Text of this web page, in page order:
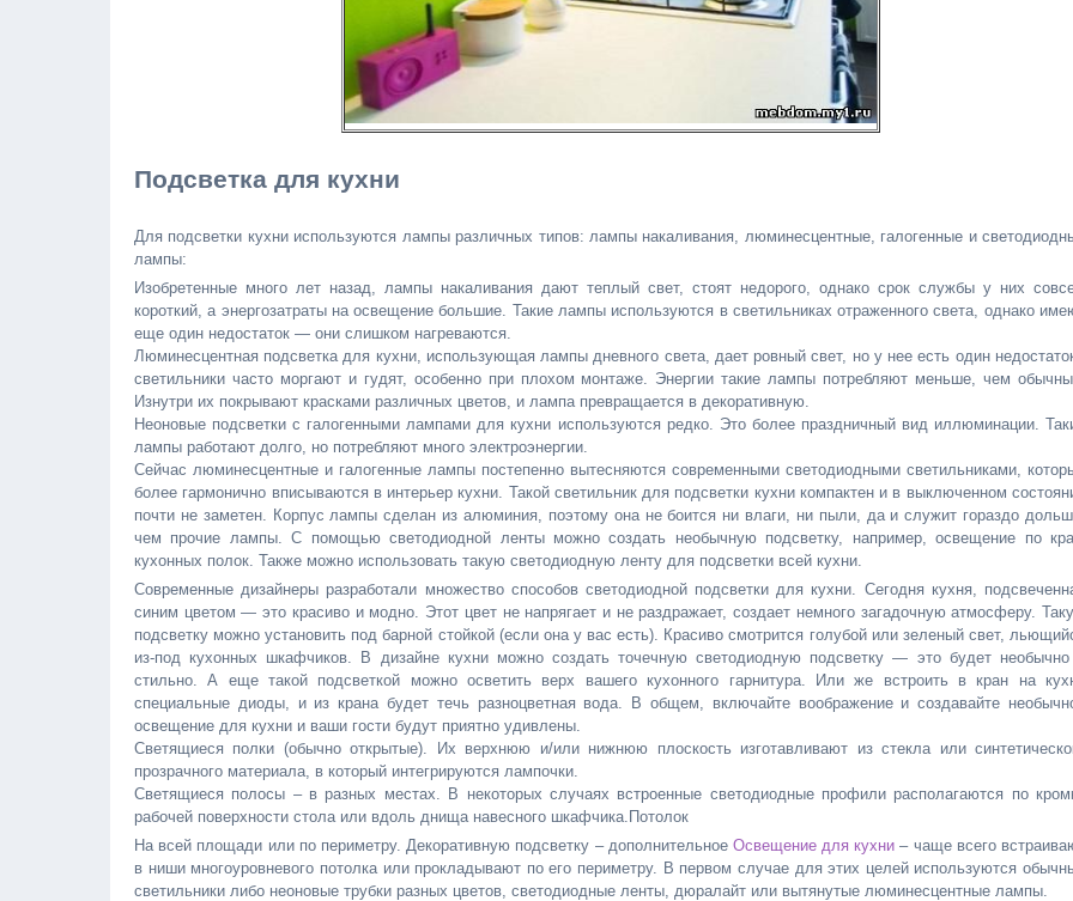
Подсветка для кухни
Для подсветки кухни используются лампы различных типов: лампы накаливания, люминесцентные, галогенные и
лампы:
Изобретенные много лет назад, лампы накаливания дают теплый свет, стоят недорого, однако срок службы у них
короткий, а энергозатраты на освещение большие. Такие лампы используются в светильниках отраженного света, однако
еще один недостаток — они слишком нагреваются.
Люминесцентная подсветка для кухни, использующая лампы дневного света, дает ровный свет, но у нее есть один
светильники часто моргают и гудят, особенно при плохом монтаже. Энергии такие лампы потребляют меньше, чем
Изнутри их покрывают красками различных цветов, и лампа превращается в декоративную.
Неоновые подсветки с галогенными лампами для кухни используются редко. Это более праздничный вид иллюминации.
лампы работают долго, но потребляют много электроэнергии.
Сейчас люминесцентные и галогенные лампы постепенно вытесняются современными светодиодными светильниками,
более гармонично вписываются в интерьер кухни. Такой светильник для подсветки кухни компактен и в выключенном
почти не заметен. Корпус лампы сделан из алюминия, поэтому она не боится ни влаги, ни пыли, да и служит гораздо
чем прочие лампы. C помощью светодиодной ленты можно создать необычную подсветку, например, освещение по
кухонных полок. Также можно использовать такую светодиодную ленту для подсветки всей кухни.
Современные дизайнеры разработали множество способов светодиодной подсветки для кухни. Сегодня кухня,
синим цветом — это красиво и модно. Этот цвет не напрягает и не раздражает, создает немного загадочную атмосферу.
подсветку можно установить под барной стойкой (если она у вас есть). Красиво смотрится голубой или зеленый свет,
из-под кухонных шкафчиков. В дизайне кухни можно создать точечную светодиодную подсветку — это будет
стильно. А еще такой подсветкой можно осветить верх вашего кухонного гарнитура. Или же встроить в кран на
специальные диоды, и из крана будет течь разноцветная вода. В общем, включайте воображение и создавайте
освещение для кухни и ваши гости будут приятно удивлены.
Светящиеся полки (обычно открытые). Их верхнюю и/или нижнюю плоскость изготавливают из стекла или
прозрачного материала, в который интегрируются лампочки.
Светящиеся полосы – в разных местах. В некоторых случаях встроенные светодиодные профили располагаются по
рабочей поверхности стола или вдоль днища навесного шкафчика.Потолок
На всей площади или по периметру. Декоративную подсветку – дополнительное Освещение для кухни – чаще всего
в ниши многоуровневого потолка или прокладывают по его периметру. В первом случае для этих целей используются
светильники либо неоновые трубки разных цветов, светодиодные ленты, дюралайт или вытянутые люминесцентные лампы.